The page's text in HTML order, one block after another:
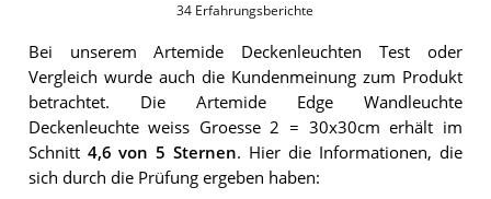
34 Erfahrungsberichte
Bei unseremArtemide Deckenleuchten Test oder
Vergleich wurde auch die Kundenmeinung zum Produkt
betrachtet.
Die
Artemide Edge Wandleuchte
Deckenleuchte weiss Groesse 2 = 30x30cm erhält im
Schnitt 4,6 von 5 Sternen. Hier die Informationen, die
sich durch die Prüfung ergeben haben: